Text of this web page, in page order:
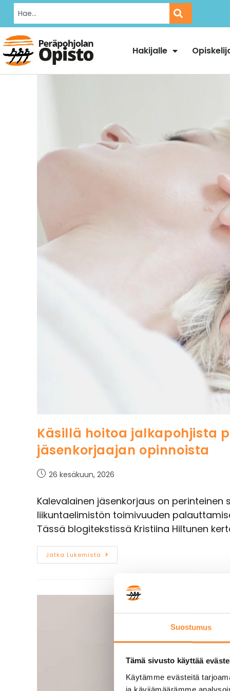
Suostumus
Tämä sivusto käyttää
Käytämme evästeitä
Hakijalle
Käsillä hoitoa jalkapohjista
jäsenkorjaajan opinnoista
26 kesäkuun, 2026
Kalevalainen jäsenkorjaus on
liikuntaelimistön toimivuuden
Tässä blogitekstissä Kristiina Hiltunen
Jatka Lukemista